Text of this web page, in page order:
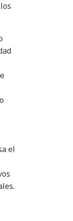
el